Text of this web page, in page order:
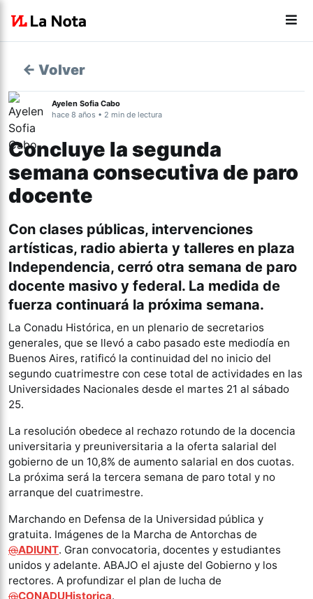
← Volver
Ayelen Sofia Cabo
hace 8 años • 2 min de lectura
Concluye la segunda
semana consecutiva de paro
docente
Con clases públicas, intervenciones
artísticas, radio abierta y talleres en plaza
Independencia, cerró otra semana de paro
docente masivo y federal. La medida de
fuerza continuará la próxima semana.
La Conadu Histórica, en un plenario de secretarios
generales, que se llevó a cabo pasado este mediodía en
Buenos Aires, ratificó la continuidad del no inicio del
segundo cuatrimestre con cese total de actividades en las
Universidades Nacionales desde el martes 21 al sábado
25.
La resolución obedece al rechazo rotundo de la docencia
universitaria y preuniversitaria a la oferta salarial del
gobierno de un 10,8% de aumento salarial en dos cuotas.
La próxima será la tercera semana de paro total y no
arranque del cuatrimestre.
Marchando en Defensa de la Universidad pública y
gratuita. Imágenes de la Marcha de Antorchas de
@ADIUNT. Gran convocatoria, docentes y estudiantes
unidos y adelante. ABAJO el ajuste del Gobierno y los
rectores. A profundizar el plan de lucha de
@CONADUHistorica.